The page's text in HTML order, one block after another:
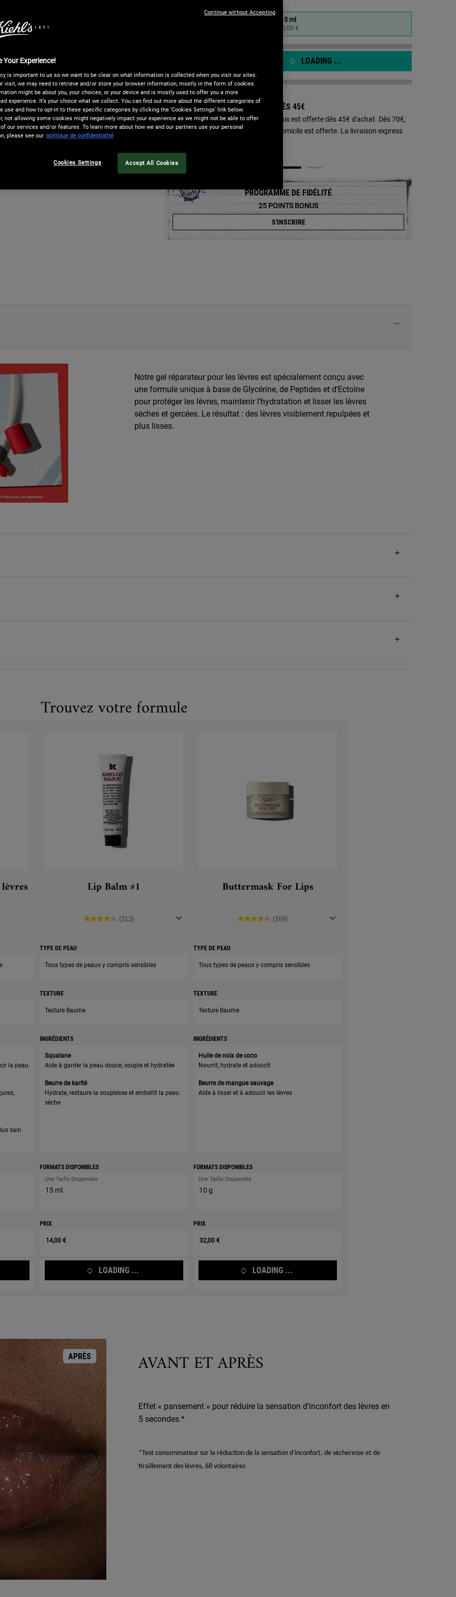
la
même
Sélectionné
15 ml
25,00 €
, 1 of 1
LOADING ...
PAYEZ PLUS TARD​
paiement en4 X sans frais avec Paypal, à
est aussi disponible ! Vous pouvez
LIVRAISON OFFERTE DÈS 45€ ​​
La livraison en Point Relais est offerte dès 45€ d'achat. Dès 70€,
la livraison standard à domicile est offerte. La livraison express
PROGRAMME DE FIDÉLITÉ
25 POINTS BONUS
S'INSCRIRE
Notre gel réparateur pour les lèvres est spécialement conçu avec
une formule unique à base de Glycérine, de Peptides et d’Ectoïne
pour protéger les lèvres, maintenir l’hydratation et lisser les lèvres
sèches et gercées. Le résultat : des lèvres visiblement repulpées et
plus lisses.
Trouvez votre formule
Lip Balm #1
(313)
Buttermask For Lips
(169)
TYPE DE PEAU
Tous types de peaux y compris sensibles
TYPE DE PEAU
Tous types de peaux y compris sensibles
TEXTURE
Texture Baume
TEXTURE
Texture Baume
la peau
sain
INGRÉDIENTS
Squalane
Aide à garder la peau douce, souple et hydratée
Beurre de karité
Hydrate, restaure la souplesse et embellit la peau
sèche
INGRÉDIENTS
Huile de noix de coco
Nourrit, hydrate et adoucit
Beurre de mangue sauvage
Aide à lisser et à adoucir les lèvres
FORMATS DISPONIBLES
Une Taille Disponible
15 ml
FORMATS DISPONIBLES
Une Taille Disponible
10 g
PRIX
14,00 €
PRIX
32,00 €
LOADING ... LOADING ...
APRÈS AVANT ET APRÈS
Effet « pansement » pour réduire la sensation d'inconfort des lèvres en
5 secondes.*
*Test consommateur sur la réduction de la sensation d'inconfort, de sécheresse et de
tiraillement des lèvres, 68 volontaires
Your Experience!
is important to us so we want to be clear on what information is collected when you visit our sites.
visit, we may need to retrieve and/or store your browser information, mostly in the form of cookies.
might be about you, your choices, or your device and is mostly used to offer you a more
experience. It’s your choice what we collect. You can find out more about the different categories of
use and how to opt-in to these specific categories by clicking the ‘Cookies Settings’ link below.
not allowing some cookies might negatively impact your experience as we might not be able to offer
our services and/or features. To learn more about how we and our partners use your personal
please see our politique de confidentialité
Cookies Settings Accept All Cookies
Continue without Accepting